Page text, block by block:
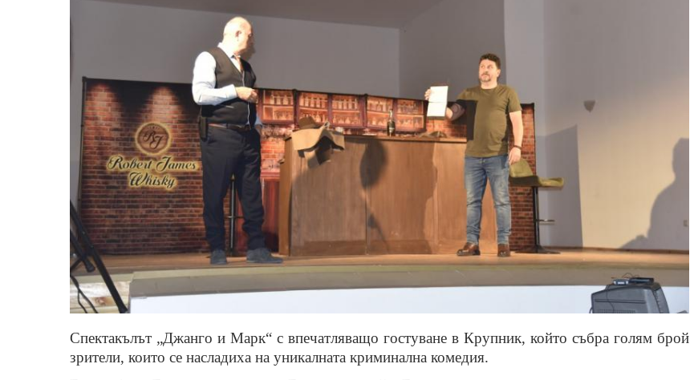
Спектакълът „Джанго и Марк“ с впечатляващо гостуване в Крупник, който събра голям брой
зрители, които се насладиха на уникалната криминална комедия.